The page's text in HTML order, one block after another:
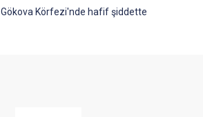
Gökova Körfezi'nde hafif şiddette